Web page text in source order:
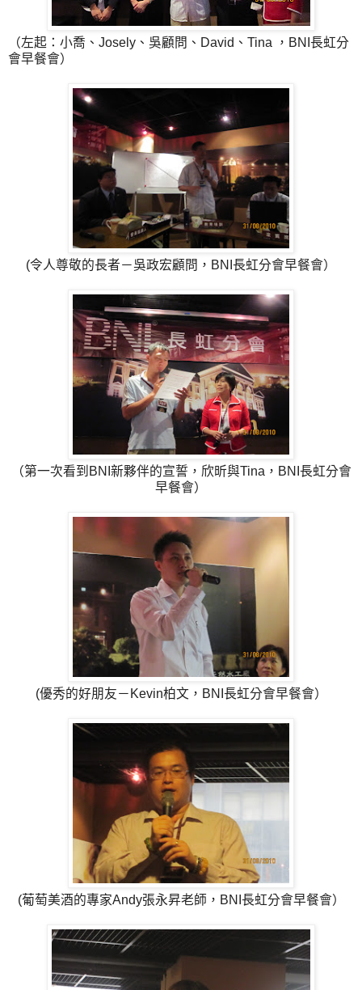
（左起：小喬、Josely、吳顧問、David、Tina ，BNI長虹分
會早餐會）
(令人尊敬的長者－吳政宏顧問，BNI長虹分會早餐會）
（第一次看到BNI新夥伴的宣誓，欣昕與Tina，BNI長虹分會
早餐會）
(優秀的好朋友－Kevin柏文，BNI長虹分會早餐會）
(葡萄美酒的專家Andy張永昇老師，BNI長虹分會早餐會）